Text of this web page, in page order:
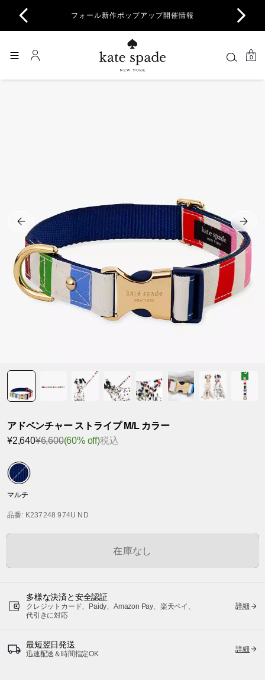
フォール新作ポップアップ開催情報
0
アドベンチャー ストライプ M/L カラー
¥2,640¥6,600(60% off)税込
マルチ
品番: K237248 974U ND
在庫なし
多様な決済と安全認証
クレジットカード、Paidy、Amazon Pay、楽天ペイ、
代引きに対応
詳細
最短翌日発送
迅速配送＆時間指定OK
詳細